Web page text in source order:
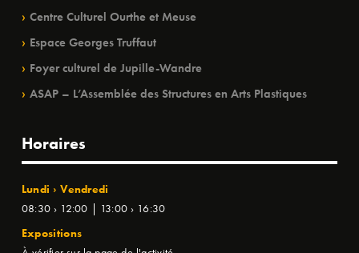
Centre Culturel Ourthe et Meuse
Espace Georges Truffaut
Foyer culturel de Jupille-Wandre
ASAP – L’Assemblée des Structures en Arts Plastiques
Horaires
Lundi › Vendredi
08:30 › 12:00 | 13:00 › 16:30
Expositions